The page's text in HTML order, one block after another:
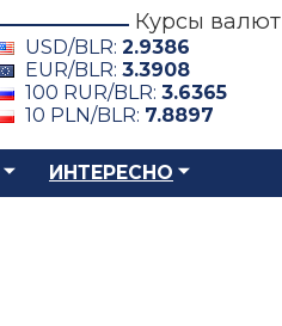
Курсы валют
USD/BLR: 2.9386
EUR/BLR: 3.3908
100 RUR/BLR: 3.6365
10 PLN/BLR: 7.8897
ИНТЕРЕСНО